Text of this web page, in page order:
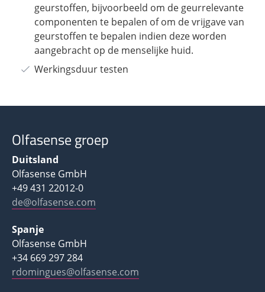
geurstoffen, bijvoorbeeld om de geurrelevante
componenten te bepalen of om de vrijgave van
geurstoffen te bepalen indien deze worden
aangebracht op de menselijke huid.
Werkingsduur testen
Olfasense groep
Duitsland
Olfasense GmbH
+49 431 22012-0
de@olfasense.com
Spanje
Olfasense GmbH
+34 669 297 284
rdomingues@olfasense.com